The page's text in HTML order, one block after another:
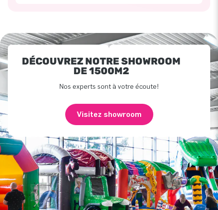
DÉCOUVREZ NOTRE SHOWROOM
DE 1500M2
Nos experts sont à votre écoute!
Visitez showroom